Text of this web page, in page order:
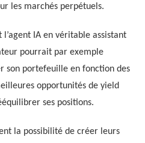
les marchés perpétuels.
IA en véritable assistant
pourrait par exemple
son portefeuille en fonction des
opportunités de yield
ses positions.
la possibilité de créer leurs